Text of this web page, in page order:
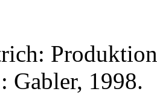
Gabler, 1998.